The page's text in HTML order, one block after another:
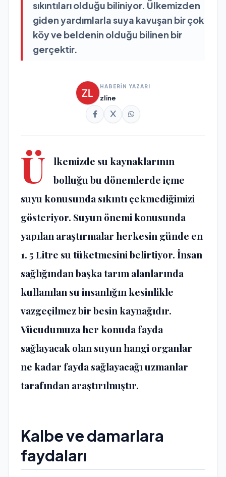
sıkıntıları olduğu biliniyor. Ülkemizden
giden yardımlarla suya kavuşan bir çok
köy ve beldenin olduğu bilinen bir
gerçektir.
HABERİN YAZARI
zline
Ü
lkemizde su kaynaklarının
bolluğu bu dönemlerde içme
suyu konusunda sıkıntı çekmediğimizi
gösteriyor. Suyun önemi konusunda
yapılan araştırmalar herkesin günde en
1. 5 Litre su tüketmesini belirtiyor. İnsan
sağlığından başka tarım alanlarında
kullanılan su insanlığın kesinlikle
vazgeçilmez bir besin kaynağıdır.
Vücudumuza her konuda fayda
sağlayacak olan suyun hangi organlar
ne kadar fayda sağlayacağı uzmanlar
tarafından araştırılmıştır.
Kalbe ve damarlara
faydaları